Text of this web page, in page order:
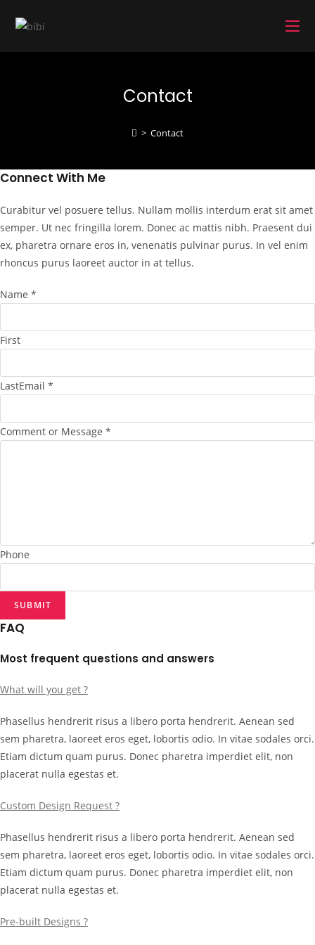
プ
Contact
> Contact
Connect With Me
Curabitur vel posuere tellus. Nullam mollis interdum erat sit amet
semper. Ut nec fringilla lorem. Donec ac mattis nibh. Praesent dui
ex, pharetra ornare eros in, venenatis pulvinar purus. In vel enim
rhoncus purus laoreet auctor in at tellus.
Name *
First
LastEmail *
Comment or Message *
Phone
SUBMIT
FAQ
Most frequent questions and answers
What will you get ?
Phasellus hendrerit risus a libero porta hendrerit. Aenean sed
sem pharetra, laoreet eros eget, lobortis odio. In vitae sodales orci.
Etiam dictum quam purus. Donec pharetra imperdiet elit, non
placerat nulla egestas et.
Custom Design Request ?
Phasellus hendrerit risus a libero porta hendrerit. Aenean sed
sem pharetra, laoreet eros eget, lobortis odio. In vitae sodales orci.
Etiam dictum quam purus. Donec pharetra imperdiet elit, non
placerat nulla egestas et.
Pre-built Designs ?